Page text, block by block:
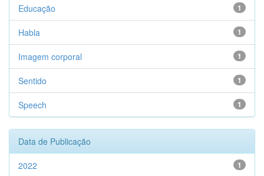
1
Educação
1
Habla
1
Imagem corporal
1
Sentido
1
Speech
Data de Publicação
1
2022